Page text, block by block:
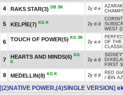
4
RAKS STAR(3) DB SK 2y d e
5 KELPİE(7) KG K 2y d d
WEST
6 TOUCH OF POWER(5) KG SK
2y a e
OF THE
7
HEARTS AND MINDS(6) KG
K
2y a d
FIRST
8 MEDELLIN(8) KG K 2y d d RED
/ BIN
[(2)NATIVE POWER,(4)SINGLE VERSION]